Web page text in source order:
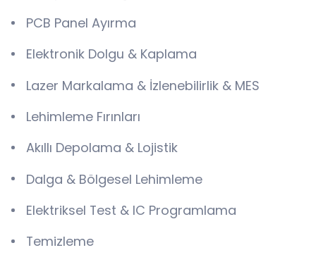
PCB Panel Ayırma
Elektronik Dolgu & Kaplama
Lazer Markalama & İzlenebilirlik & MES
Lehimleme Fırınları
Akıllı Depolama & Lojistik
Dalga & Bölgesel Lehimleme
Elektriksel Test & IC Programlama
Temizleme